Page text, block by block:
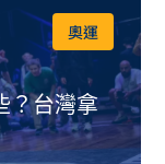
奧運
？台灣拿